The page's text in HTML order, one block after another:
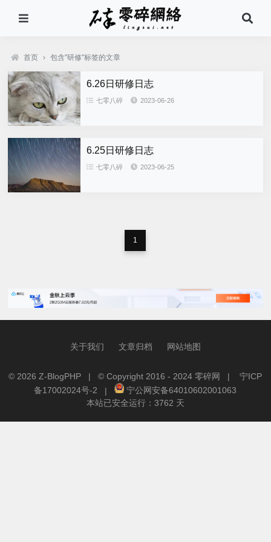
首页 › 包含"研修"标签的文章
6.26日研修日志
七零八碎 2023-06-26
6.25日研修日志
七零八碎 2023-06-25
1
关于我们 文章归档 网站地图
© 2026Z-BlogPHP | © Copyright 2016 - 2024零碎网 |宁ICP
备17002024号-2 |
宁公网安备64010602001063
本站已安全运行：3762 天